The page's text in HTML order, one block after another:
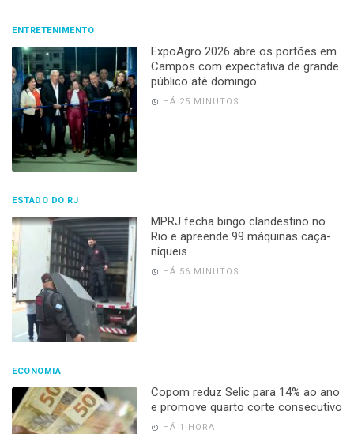
ENTRETENIMENTO
ExpoAgro 2026 abre os portões em
Campos com expectativa de grande
público até domingo
HÁ 25 MINUTOS
ESTADO DO RJ
MPRJ fecha bingo clandestino no
Rio e apreende 99 máquinas caça-
níqueis
HÁ 56 MINUTOS
ECONOMIA
Copom reduz Selic para 14% ao ano
e promove quarto corte consecutivo
HÁ 1 HORA